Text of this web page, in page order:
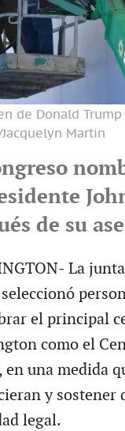
de Donald
Jacquelyn Martin
de su
La
el principal
como el
en una medida
y sostener
legal.